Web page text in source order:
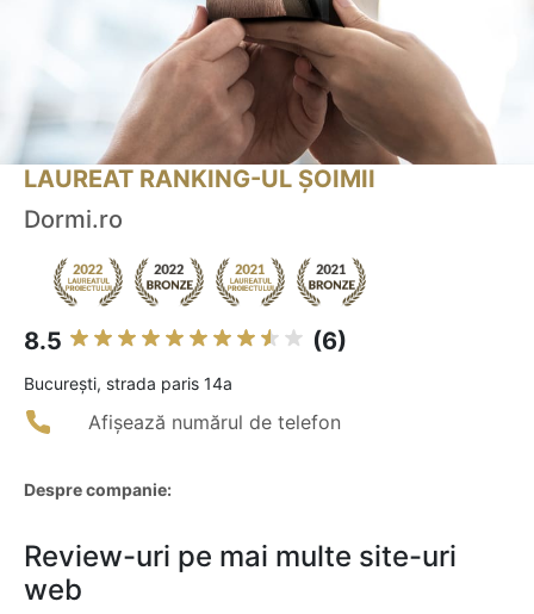
LAUREAT RANKING-UL ȘOIMII
Dormi.ro
8.5 (6)
Bucureşti, strada paris 14a
Afișează numărul de telefon
Despre companie:
Review-uri pe mai multe site-uri
web